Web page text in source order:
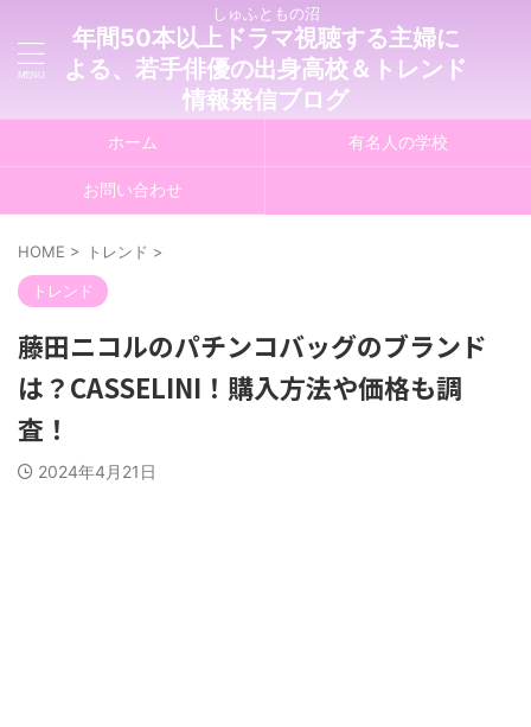
しゅふともの沼
年間50本以上ドラマ視聴する主婦に
よる、若手俳優の出身高校＆トレンド
情報発信ブログ
ホーム 有名人の学校
お問い合わせ
HOME > トレンド >
トレンド
藤田ニコルのパチンコバッグのブランド
は？CASSELINI！購入方法や価格も調
査！
2024年4月21日